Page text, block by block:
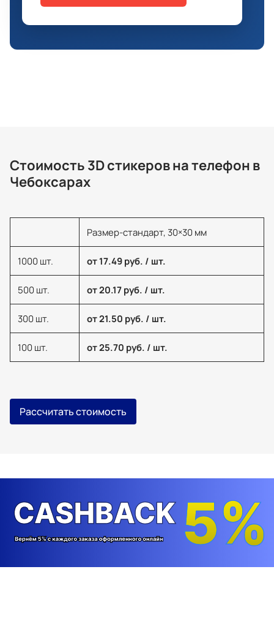
Стоимость 3D стикеров на телефон в
Чебоксарах
Размер-стандарт, 30×30 мм
1000 шт. от 17.49 руб. / шт.
500 шт. от 20.17 руб. / шт.
300 шт. от 21.50 руб. / шт.
100 шт. от 25.70 руб. / шт.
Рассчитать стоимость